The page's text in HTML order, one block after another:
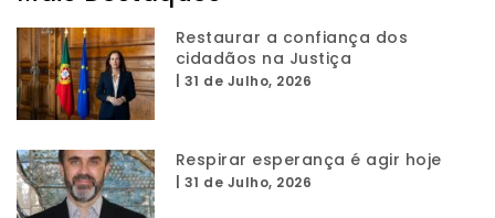
Restaurar a confiança dos
cidadãos na Justiça
31 de Julho, 2026
Respirar esperança é agir hoje
31 de Julho, 2026